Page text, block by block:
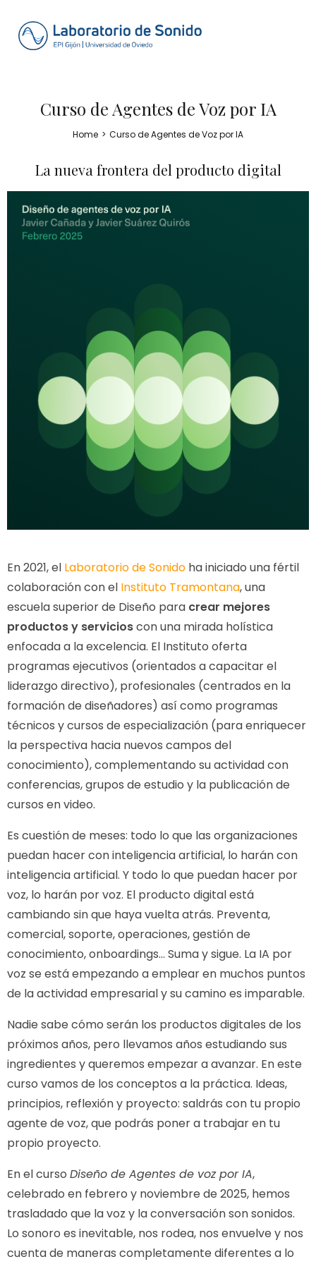
Curso de Agentes de Voz por IA
Home > Curso de Agentes de Voz por IA
La nueva frontera del producto digital
En 2021, el Laboratorio de Sonido ha iniciado una fértil
colaboración con el Instituto Tramontana, una
escuela superior de Diseño para crear mejores
productos y servicioscon una mirada holística
enfocada a la excelencia. El Instituto oferta
programas ejecutivos (orientados a capacitar el
liderazgo directivo), profesionales (centrados en la
formación de diseñadores) así como programas
técnicos y cursos de especialización (para enriquecer
la perspectiva hacia nuevos campos del
conocimiento), complementando su actividad con
conferencias, grupos de estudio y la publicación de
cursos en video.
Es cuestión de meses: todo lo que las organizaciones
puedan hacer con inteligencia artificial, lo harán con
inteligencia artificial. Y todo lo que puedan hacer por
voz, lo harán por voz. El producto digital está
cambiando sin que haya vuelta atrás. Preventa,
comercial, soporte, operaciones, gestión de
conocimiento, onboardings… Suma y sigue. La IA por
voz se está empezando a emplear en muchos puntos
de la actividad empresarial y su camino es imparable.
Nadie sabe cómo serán los productos digitales de los
próximos años, pero llevamos años estudiando sus
ingredientes y queremos empezar a avanzar. En este
curso vamos de los conceptos a la práctica. Ideas,
principios, reflexión y proyecto: saldrás con tu propio
agente de voz, que podrás poner a trabajar en tu
propio proyecto.
En el curso Diseño de Agentes de voz por IA,
celebrado en febrero y noviembre de 2025, hemos
trasladado que la voz y la conversación son sonidos.
Lo sonoro es inevitable, nos rodea, nos envuelve y nos
cuenta de maneras completamente diferentes a lo